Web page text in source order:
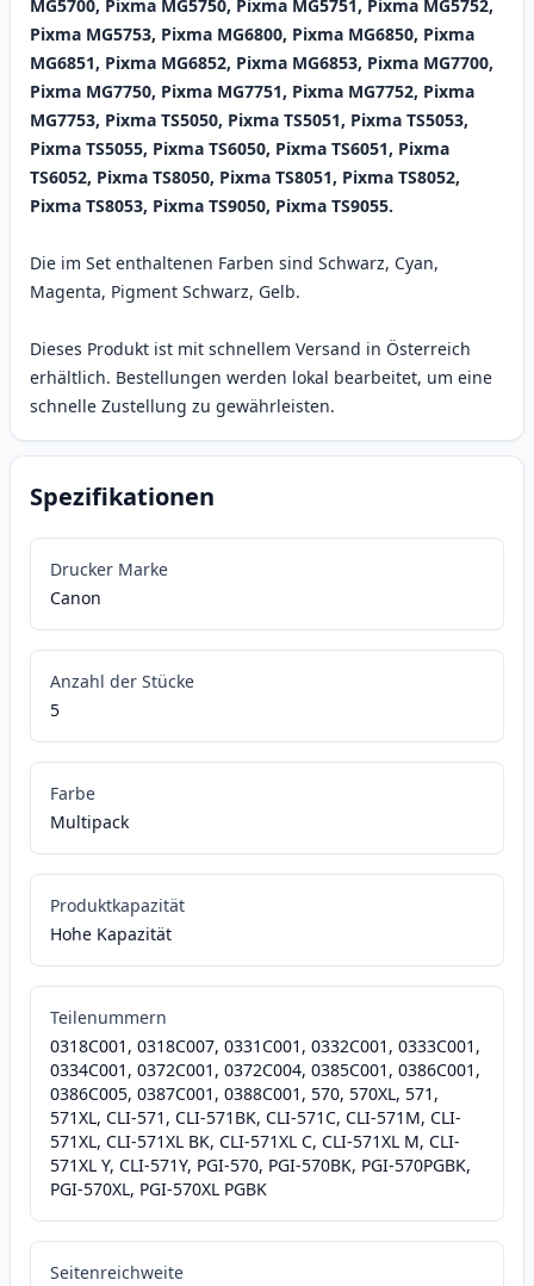
MG5700, Pixma MG5750, Pixma MG5751, Pixma MG5752,
Pixma MG5753, Pixma MG6800, Pixma MG6850, Pixma
MG6851, Pixma MG6852, Pixma MG6853, Pixma MG7700,
Pixma MG7750, Pixma MG7751, Pixma MG7752, Pixma
MG7753, Pixma TS5050, Pixma TS5051, Pixma TS5053,
Pixma TS5055, Pixma TS6050, Pixma TS6051, Pixma
TS6052, Pixma TS8050, Pixma TS8051, Pixma TS8052,
Pixma TS8053, Pixma TS9050, Pixma TS9055.
Die im Set enthaltenen Farben sind Schwarz, Cyan,
Magenta, Pigment Schwarz, Gelb.
Dieses Produkt ist mit schnellem Versand in Österreich
erhältlich. Bestellungen werden lokal bearbeitet, um eine
schnelle Zustellung zu gewährleisten.
Spezifikationen
Drucker Marke
Canon
Anzahl der Stücke
5
Farbe
Multipack
Produktkapazität
Hohe Kapazität
Teilenummern
0318C001, 0318C007, 0331C001, 0332C001, 0333C001,
0334C001, 0372C001, 0372C004, 0385C001, 0386C001,
0386C005, 0387C001, 0388C001, 570, 570XL, 571,
571XL, CLI-571, CLI-571BK, CLI-571C, CLI-571M, CLI-
571XL, CLI-571XL BK, CLI-571XL C, CLI-571XL M, CLI-
571XL Y, CLI-571Y, PGI-570, PGI-570BK, PGI-570PGBK,
PGI-570XL, PGI-570XL PGBK
Seitenreichweite